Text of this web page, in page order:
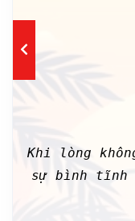
Khi lòng
sự bình tĩnh